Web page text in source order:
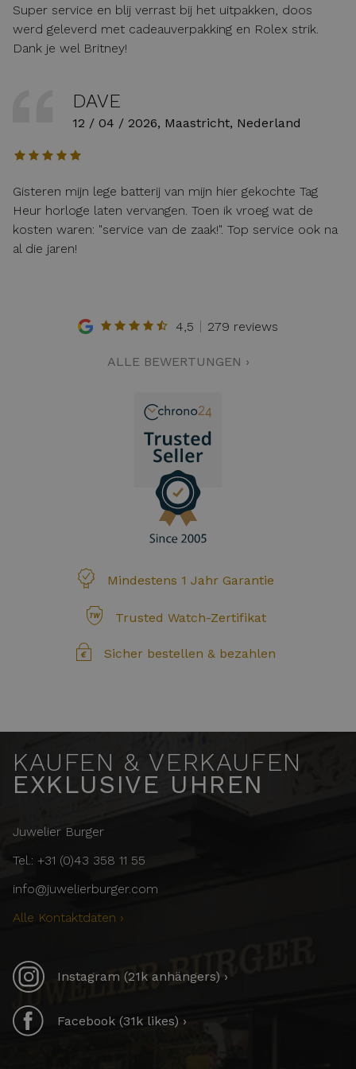
Super service en blij verrast bij het uitpakken, doos
werd geleverd met cadeauverpakking en Rolex strik.
Dank je wel Britney!
DAVE
12 / 04 / 2026, Maastricht, Nederland
Gisteren mijn lege batterij van mijn hier gekochte Tag
Heur horloge laten vervangen. Toen ik vroeg wat de
kosten waren: "service van de zaak!". Top service ook na
al die jaren!
4,5 279 reviews
ALLE BEWERTUNGEN ›
Mindestens 1 Jahr Garantie
Trusted Watch-Zertifikat
Sicher bestellen & bezahlen
KAUFEN & VERKAUFEN
EXKLUSIVE UHREN
Juwelier Burger
Tel.: +31 (0)43 358 11 55
info@juwelierburger.com
Alle Kontaktdaten ›
Instagram (21k anhängers) ›
Facebook (31k likes) ›